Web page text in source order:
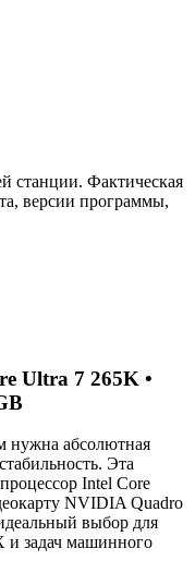
станции. Фактическая
версии программы,
Ultra 7 265K •
нужна абсолютная
Эта
Intel Core
NVIDIA Quadro
выбор для
и задач машинного